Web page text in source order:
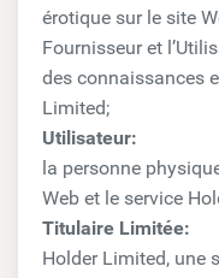
érotique sur le site
Fournisseur et
des connaissances
Limited;
Utilisateur:
la personne
Web et le service
Titulaire Limitée:
Holder Limited, une